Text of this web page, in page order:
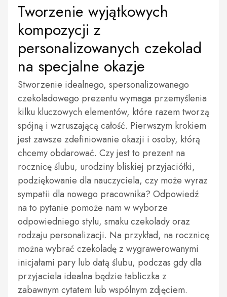
Tworzenie wyjątkowych
kompozycji z
personalizowanych czekolad
na specjalne okazje
Stworzenie idealnego, spersonalizowanego
czekoladowego prezentu wymaga przemyślenia
kilku kluczowych elementów, które razem tworzą
spójną i wzruszającą całość. Pierwszym krokiem
jest zawsze zdefiniowanie okazji i osoby, którą
chcemy obdarować. Czy jest to prezent na
rocznicę ślubu, urodziny bliskiej przyjaciółki,
podziękowanie dla nauczyciela, czy może wyraz
sympatii dla nowego pracownika? Odpowiedź
na to pytanie pomoże nam w wyborze
odpowiedniego stylu, smaku czekolady oraz
rodzaju personalizacji. Na przykład, na rocznicę
można wybrać czekoladę z wygrawerowanymi
inicjałami pary lub datą ślubu, podczas gdy dla
przyjaciela idealna będzie tabliczka z
zabawnym cytatem lub wspólnym zdjęciem.